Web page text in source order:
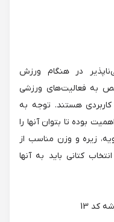
در هنگام ورزش
به فعالیت‌های ورزشی
هستند. توجه به
بوده تا بتوان آنها را
زیره و وزن مناسب از
کتانی باید به آنها
13